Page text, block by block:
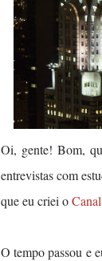
Oi, gente! Bom,
entrevistas com
que eu criei o
O tempo passou e